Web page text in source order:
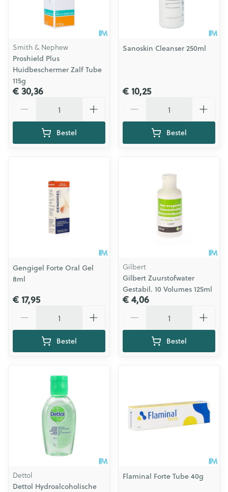
Smith & Nephew
Proshield Plus
Huidbeschermer Zalf Tube
115g
€ 30,36
Bestel
Sanoskin Cleanser 250ml
€ 10,25
Bestel
Gengigel Forte Oral Gel
8ml
€ 17,95
Bestel
Gilbert
Gilbert Zuurstofwater
Gestabil. 10 Volumes 125ml
€ 4,06
Bestel
Dettol
Dettol Hydroalcoholische
Flaminal Forte Tube 40g